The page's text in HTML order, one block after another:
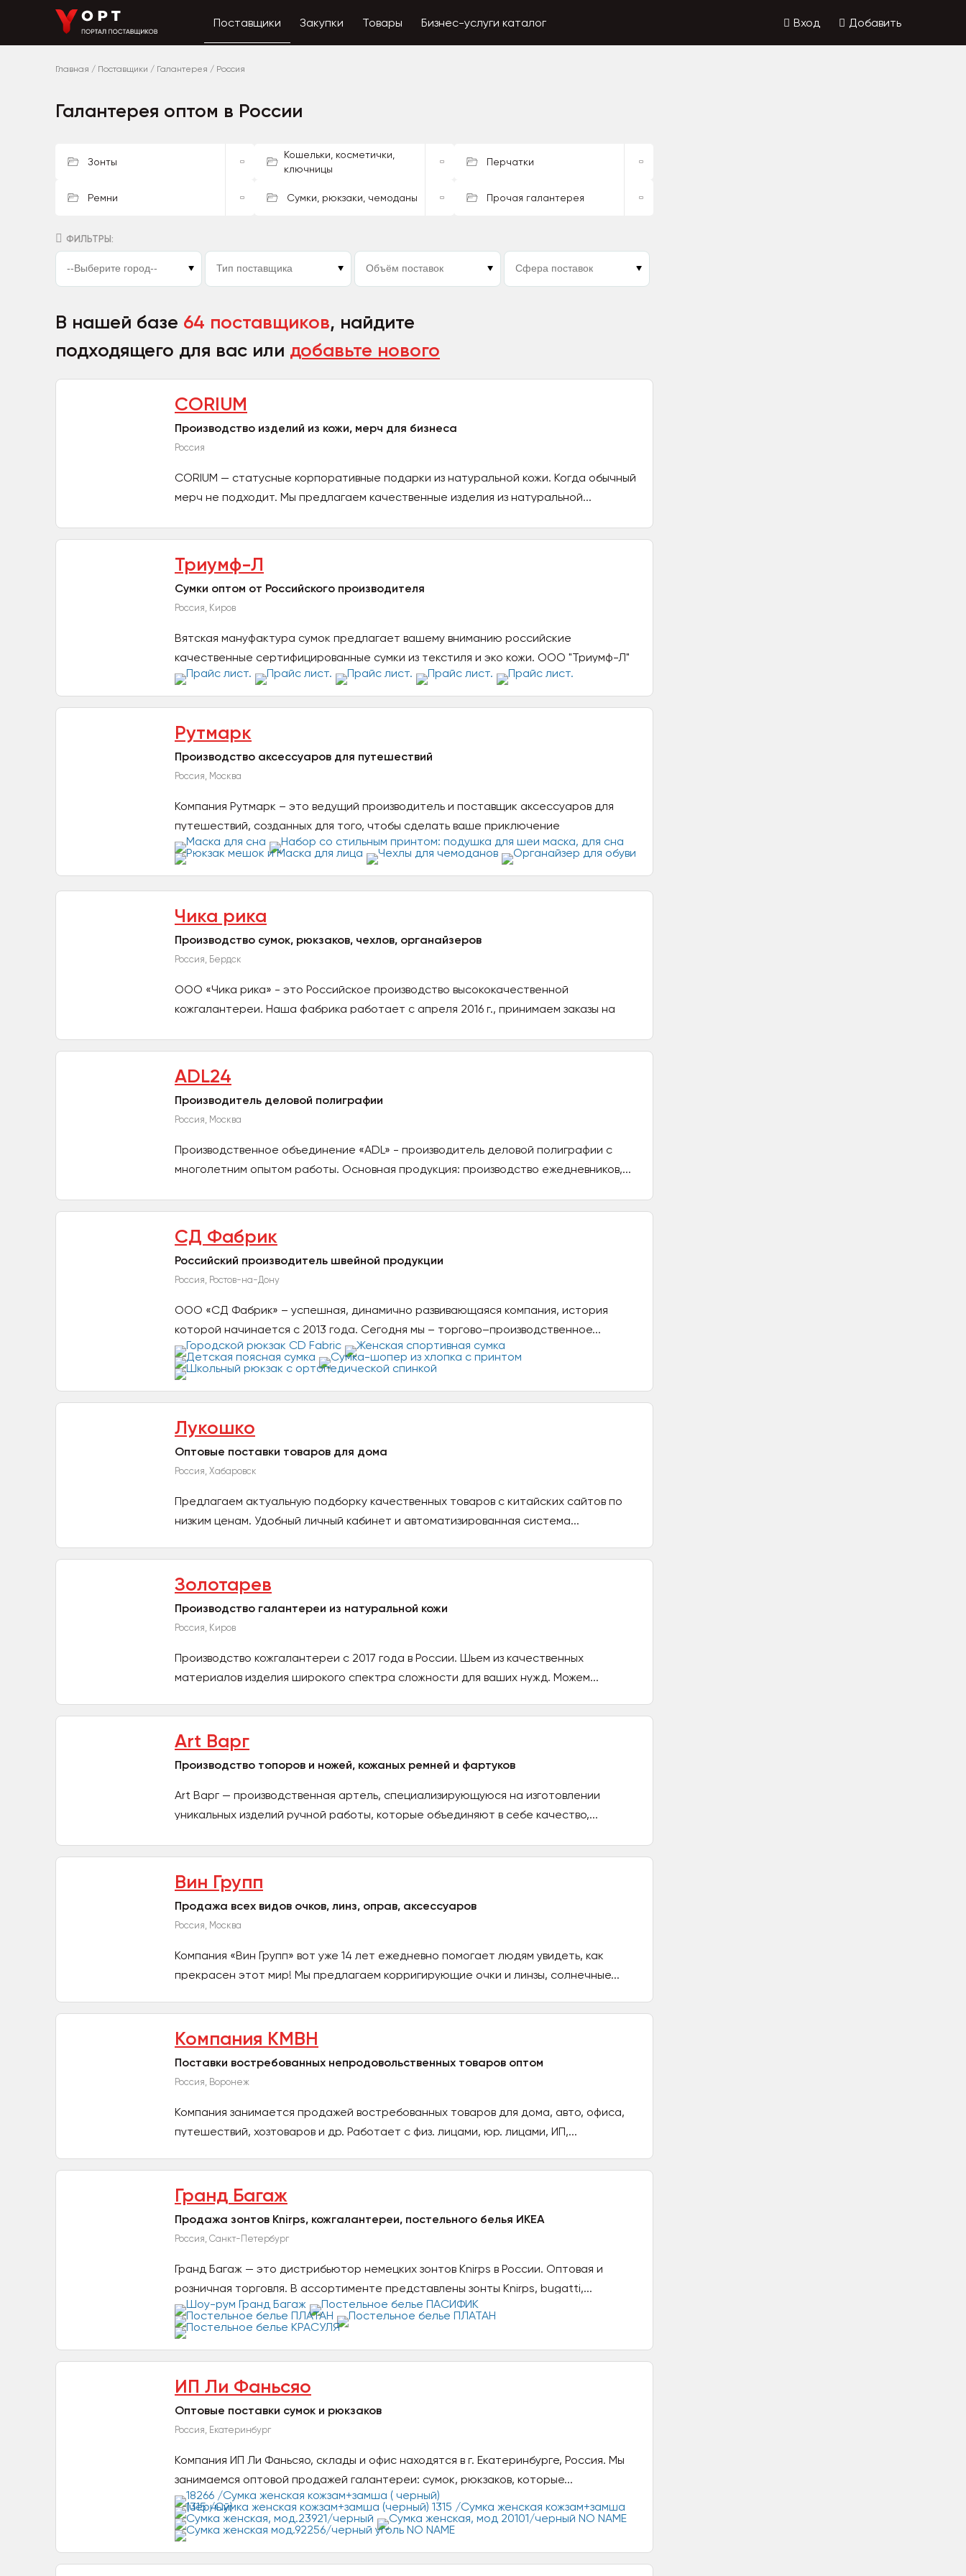
Поставщики Закупки Товары Бизнес-услуги каталог Вход Добавить
Главная / Поставщики / Галантерея / Россия
Галантерея оптом в России
Зонты
Кошельки, косметички,
ключницы
Перчатки
Ремни Сумки, рюкзаки, чемоданы Прочая галантерея
ФИЛЬТРЫ:
В нашей базе 64 поставщиков, найдите
подходящего для вас или добавьте нового
CORIUM
Производство изделий из кожи, мерч для бизнеса
Россия
CORIUM — статусные корпоративные подарки из натуральной кожи. Когда обычный
мерч не подходит. Мы предлагаем качественные изделия из натуральной...
Триумф-Л
Cумки оптом от Российского производителя
Россия, Киров
Вятская мануфактура сумок предлагает вашему вниманию российские
качественные сертифицированные сумки из текстиля и эко кожи. ООО "Триумф-Л"
на...
Рутмарк
Производство аксессуаров для путешествий
Россия, Москва
Компания Рутмарк – это ведущий производитель и поставщик аксессуаров для
путешествий, созданных для того, чтобы сделать ваше приключение
максимально...
Чика рика
Производство сумок, рюкзаков, чехлов, органайзеров
Россия, Бердск
ООО «Чика рика» - это Российское производство высококачественной
кожгалантереи. Наша фабрика работает с апреля 2016 г., принимаем заказы на
ADL24
Производитель деловой полиграфии
Россия, Москва
Производственное объединение «ADL» - производитель деловой полиграфии с
многолетним опытом работы. Основная продукция: производство ежедневников,...
СД Фабрик
Российский производитель швейной продукции
Россия, Ростов-на-Дону
ООО «СД Фабрик» – успешная, динамично развивающаяся компания, история
которой начинается с 2013 года. Сегодня мы – торгово–производственное...
Лукошко
Оптовые поставки товаров для дома
Россия, Хабаровск
Предлагаем актуальную подборку качественных товаров с китайских сайтов по
низким ценам. Удобный личный кабинет и автоматизированная система...
Золотарев
Производство галантереи из натуральной кожи
Россия, Киров
Производство кожгалантереи с 2017 года в России. Шьем из качественных
материалов изделия широкого спектра сложности для ваших нужд. Можем...
Art Варг
Производство топоров и ножей, кожаных ремней и фартуков
Art Варг — производственная артель, специализирующуюся на изготовлении
уникальных изделий ручной работы, которые объединяют в себе качество,...
Вин Групп
Продажа всех видов очков, линз, оправ, аксессуаров
Россия, Москва
Компания «Вин Групп» вот уже 14 лет ежедневно помогает людям увидеть, как
прекрасен этот мир! Мы предлагаем корригирующие очки и линзы, солнечные...
Компания КМВН
Поставки востребованных непродовольственных товаров оптом
Россия, Воронеж
Компания занимается продажей востребованных товаров для дома, авто, офиса,
путешествий, хозтоваров и др. Работает с физ. лицами, юр. лицами, ИП,...
Гранд Багаж
Продажа зонтов Knirps, кожгалантереи, постельного белья ИКЕА
Россия, Санкт-Петербург
Гранд Багаж — это дистрибьютор немецких зонтов Knirps в России. Оптовая и
розничная торговля. В ассортименте представлены зонты Knirps, bugatti,...
ИП Ли Фаньсяо
Оптовые поставки сумок и рюкзаков
Россия, Екатеринбург
Компания ИП Ли Фаньсяо, склады и офис находятся в г. Екатеринбурге, Россия. Мы
занимаемся оптовой продажей галантереи: сумок, рюкзаков, которые...